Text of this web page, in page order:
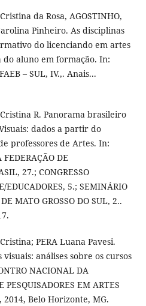
da Rosa, AGOSTINHO,
Pinheiro. As disciplinas
do licenciando em artes
aluno em formação. In:
– SUL, IV.,. Anais...
R. Panorama brasileiro
dados a partir do
professores de Artes. In:
FEDERAÇÃO DE
27.; CONGRESSO
EDUCADORES, 5.; SEMINÁRIO
MATO GROSSO DO SUL, 2..
PERA Luana Pavesi.
análises sobre os cursos
NACIONAL DA
EM ARTES
2014, Belo Horizonte, MG.